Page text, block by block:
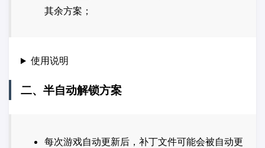
其余方案；
使用说明
二、半自动解锁方案
每次游戏自动更新后，补丁文件可能会被自动更